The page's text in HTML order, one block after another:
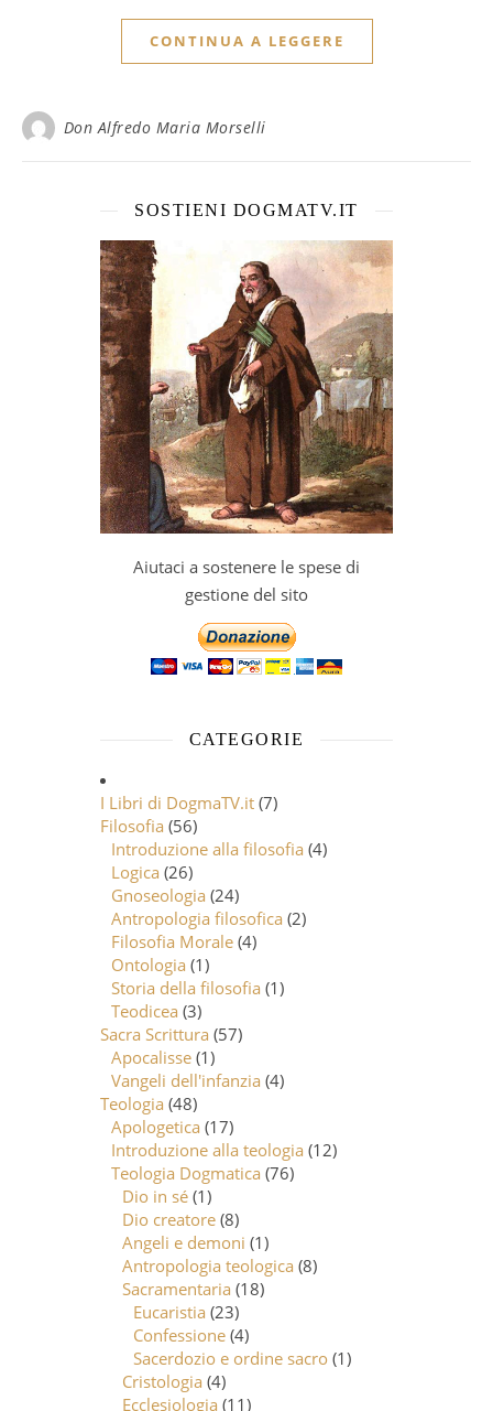
CONTINUA A LEGGERE
Don Alfredo Maria Morselli
SOSTIENI DOGMATV.IT
Aiutaci a sostenere le spese di
gestione del sito
CATEGORIE
I Libri di DogmaTV.it (7)
Filosofia (56)
Introduzione alla filosofia (4)
Logica (26)
Gnoseologia (24)
Antropologia filosofica (2)
Filosofia Morale (4)
Ontologia (1)
Storia della filosofia (1)
Teodicea (3)
Sacra Scrittura (57)
Apocalisse (1)
Vangeli dell'infanzia (4)
Teologia (48)
Apologetica (17)
Introduzione alla teologia (12)
Teologia Dogmatica (76)
Dio in sé (1)
Dio creatore (8)
Angeli e demoni (1)
Antropologia teologica (8)
Sacramentaria (18)
Eucaristia (23)
Confessione (4)
Sacerdozio e ordine sacro (1)
Cristologia (4)
Ecclesiologia (11)